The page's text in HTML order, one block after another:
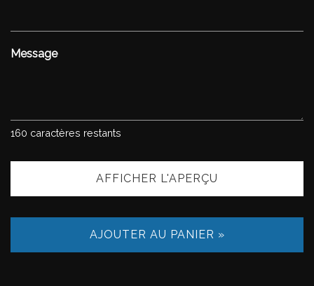
Message
160 caractères restants
AFFICHER L'APERÇU
AJOUTER AU PANIER »